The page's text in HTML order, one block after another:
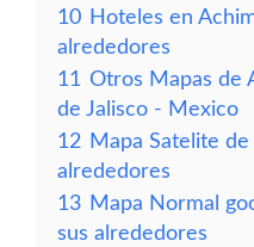
10 Hoteles en
alrededores
11 Otros Mapas de
de Jalisco - Mexico
12 Mapa Satelite
alrededores
13 Mapa Normal
sus alrededores